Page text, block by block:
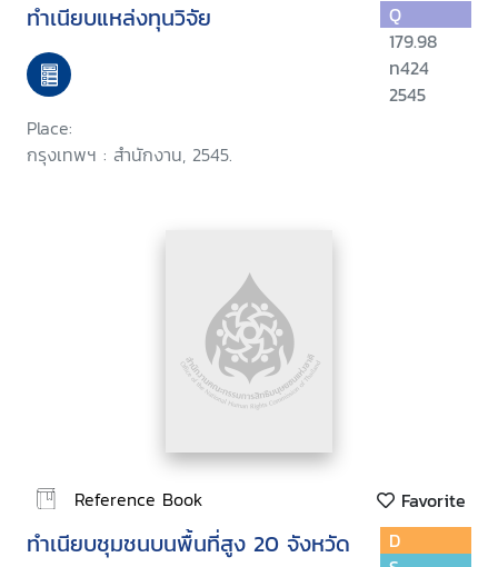
ทำเนียบแหล่งทุนวิจัย
Place:
กรุงเทพฯ : สำนักงาน, 2545.
Q
179.98
ท424
2545
Reference Book Favorite
ทำเนียบชุมชนบนพื้นที่สูง 20 จังหวัด
D